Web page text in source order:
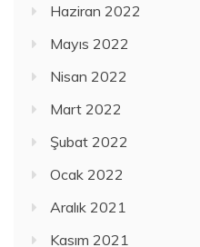
Haziran 2022
Mayıs 2022
Nisan 2022
Mart 2022
Şubat 2022
Ocak 2022
Aralık 2021
Kasım 2021